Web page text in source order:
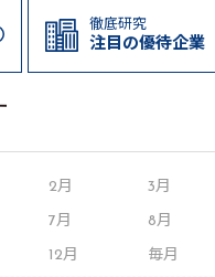
徹底研究
注目の優待企業
2月 3月
7月 8月
12月 毎月